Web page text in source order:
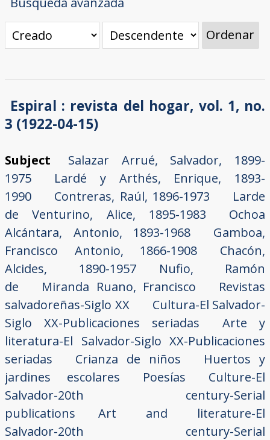
Ordenar
Espiral : revista del hogar, vol. 1, no.
3 (1922-04-15)
Subject
Salazar Arrué, Salvador, 1899-
1975
Lardé y Arthés, Enrique, 1893-
1990
Contreras, Raúl, 1896-1973
Larde
de Venturino, Alice, 1895-1983
Ochoa
Alcántara, Antonio, 1893-1968
Gamboa,
Francisco Antonio, 1866-1908
Chacón,
Alcides, 1890-1957
Nufio, Ramón
de
Miranda Ruano, Francisco
Revistas
salvadoreñas-Siglo XX
Cultura-El Salvador-
Siglo XX-Publicaciones seriadas
Arte y
literatura-El Salvador-Siglo XX-Publicaciones
seriadas
Crianza de niños
Huertos y
jardines escolares
Poesías
Culture-El
Salvador-20th century-Serial
publications
Art and literature-El
Salvador-20th century-Serial